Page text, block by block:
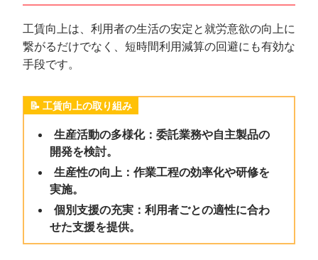
工賃向上は、利用者の生活の安定と就労意欲の向上に
繋がるだけでなく、短時間利用減算の回避にも有効な
手段です。
工賃向上の取り組み
生産活動の多様化：委託業務や自主製品の
開発を検討。
生産性の向上：作業工程の効率化や研修を
実施。
個別支援の充実：利用者ごとの適性に合わ
せた支援を提供。